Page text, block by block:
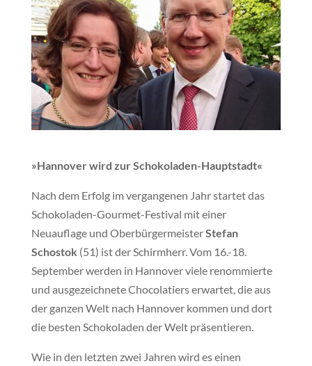
»Hannover wird zur Schokoladen-Hauptstadt«
Nach dem Erfolg im vergangenen Jahr startet das
Schokoladen-Gourmet-Festival mit einer
Neuauflage und OberbürgermeisterStefan
Schostok (51) ist der Schirmherr. Vom 16.-18.
September werden in Hannover viele renommierte
und ausgezeichnete Chocolatiers erwartet, die aus
der ganzen Welt nach Hannover kommen und dort
die besten Schokoladen der Welt präsentieren.
Wie in den letzten zwei Jahren wird es einen